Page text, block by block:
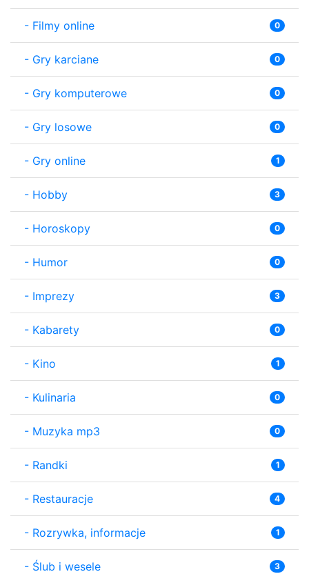
- Filmy online 0
- Gry karciane 0
- Gry komputerowe 0
- Gry losowe 0
- Gry online 1
- Hobby 3
- Horoskopy 0
- Humor 0
- Imprezy 3
- Kabarety 0
- Kino 1
- Kulinaria 0
- Muzyka mp3 0
- Randki 1
- Restauracje 4
- Rozrywka, informacje 1
- Ślub i wesele 3